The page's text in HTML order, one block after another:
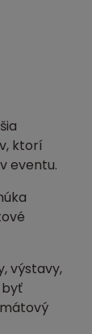
ktorí
eventu.
výstavy,